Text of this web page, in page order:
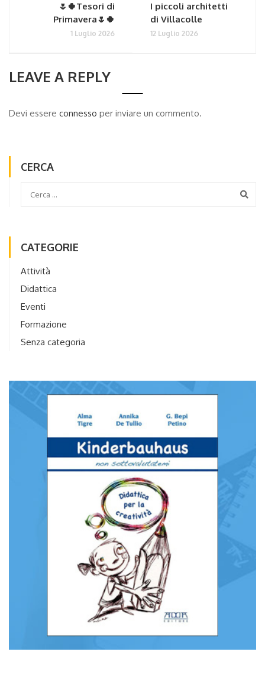
🌷🍀Tesori di
Primavera🌷🍀
1 Luglio 2026
I piccoli architetti
di Villacolle
12 Luglio 2026
LEAVE A REPLY
Devi essere connesso per inviare un commento.
CERCA
CATEGORIE
Attività
Didattica
Eventi
Formazione
Senza categoria